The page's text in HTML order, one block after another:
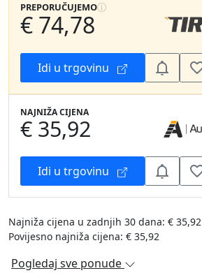
PREPORUČUJEMO
€ 74,78
Idi u trgovinu
NAJNIŽA CIJENA
€ 35,92
Idi u trgovinu
Najniža cijena u zadnjih 30 dana: € 35,92
Povijesno najniža cijena: € 35,92
Pogledaj sve ponude